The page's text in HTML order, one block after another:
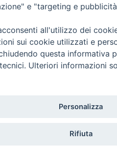
e "targeting e
all'utilizzo dei
sui cookie utilizzati e
questa informativa
Ulteriori informazioni
Personalizza
Rifiuta